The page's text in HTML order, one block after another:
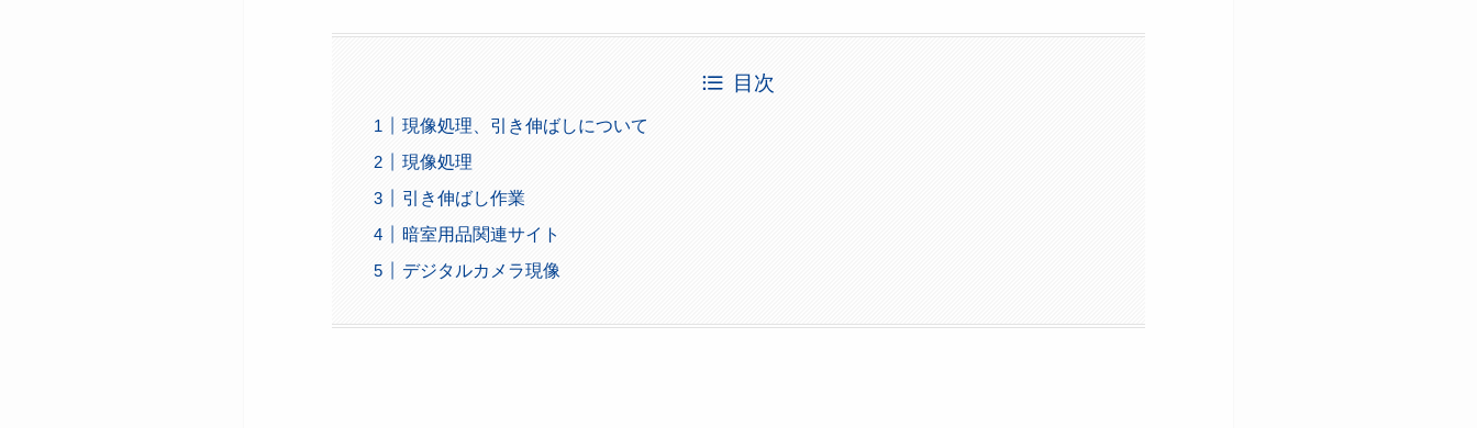
目次
現像処理、引き伸ばしについて
現像処理
引き伸ばし作業
暗室用品関連サイト
デジタルカメラ現像